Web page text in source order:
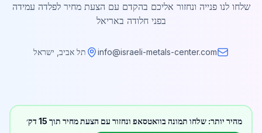
שלחו לנו פנייה ונחזור אליכם בהקדם עם הצעת מחיר לפלדה עמידה
בפני חלודה באריאל
info@israeli-metals-center.com תל אביב, ישראל
מהיר יותר: שלחו תמונה בוואטסאפ ונחזור עם הצעת מחיר תוך 15 דק׳